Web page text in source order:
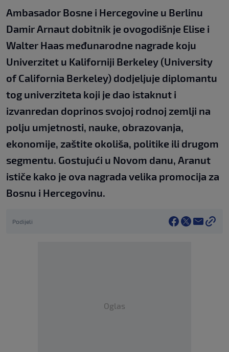
Ambasador Bosne i Hercegovine u Berlinu
Damir Arnaut dobitnik je ovogodišnje Elise i
Walter Haas međunarodne nagrade koju
Univerzitet u Kaliforniji Berkeley (University
of California Berkeley) dodjeljuje diplomantu
tog univerziteta koji je dao istaknut i
izvanredan doprinos svojoj rodnoj zemlji na
polju umjetnosti, nauke, obrazovanja,
ekonomije, zaštite okoliša, politike ili drugom
segmentu. Gostujući u Novom danu, Aranut
ističe kako je ova nagrada velika promocija za
Bosnu i Hercegovinu.
Podijeli
Oglas